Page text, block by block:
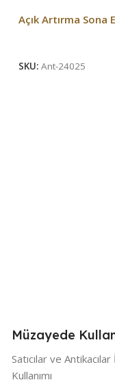
Açık Artırma Sona
SKU: Ant-24025
Müzayede
Satıcılar ve
Kullanımı